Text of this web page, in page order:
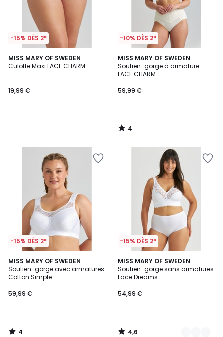
-15% DÈS 2*
MISS MARY OF SWEDEN
Culotte Maxi LACE CHARM
19,99 €
-10% DÈS 2*
MISS MARY OF SWEDEN
Soutien-gorge à armature
LACE CHARM
59,99 €
4
/
5
4
/
-15% DÈS 2*
MISS MARY OF SWEDEN
Soutien-gorge avec armatures
Cotton Simple
59,99 €
4
/
5
4
/
-15% DÈS 2*
MISS MARY OF SWEDEN
Soutien-gorge sans armatures
Lace Dreams
54,99 €
4,6
/ 5
2
Couleurs
4,6
/